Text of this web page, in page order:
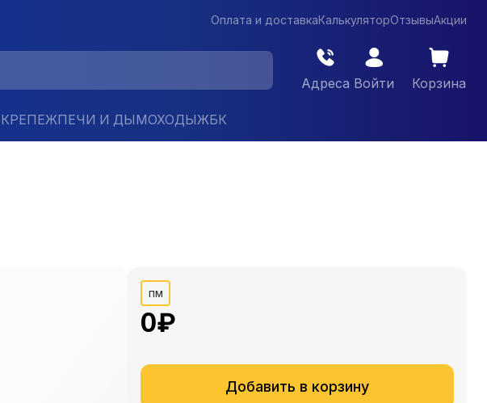
Оплата и доставкаКалькуляторОтзывыАкции
Адреса Войти Корзина
КРЕПЕЖПЕЧИ И ДЫМОХОДЫЖБК
пм
0₽
Добавить в корзину